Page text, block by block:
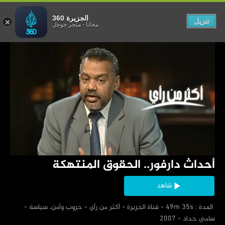
‏أحداث دارفور.. الحقوق المنتهكة
شاهد
‏ المدة : 49m 35s
‏قناة الجزيرة ‏أكثر من رأي
‏حروب وأمن، سياسة
‏سامي حداد
المنتهكة
الجزيرة 360
مجاناً-متجر جوجل تنزيل